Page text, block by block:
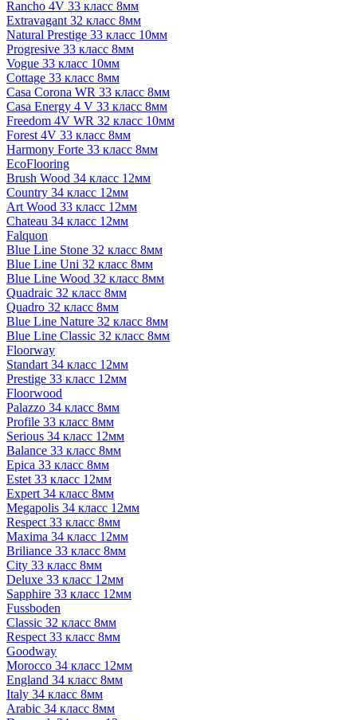
Rancho 4V 33 класс 8мм
Extravagant 32 класс 8мм
Natural Prestige 33 класс 10мм
Progresive 33 класс 8мм
Vogue 33 класс 10мм
Cottage 33 класс 8мм
Casa Corona WR 33 класс 8мм
Casa Energy 4 V 33 класс 8мм
Freedom 4V WR 32 класс 10мм
Forest 4V 33 класс 8мм
Harmony Forte 33 класс 8мм
EcoFlooring
Brush Wood 34 класс 12мм
Country 34 класс 12мм
Art Wood 33 класс 12мм
Chateau 34 класс 12мм
Falquon
Blue Line Stone 32 класс 8мм
Blue Line Uni 32 класс 8мм
Blue Line Wood 32 класс 8мм
Quadraic 32 класс 8мм
Quadro 32 класс 8мм
Blue Line Nature 32 класс 8мм
Blue Line Classic 32 класс 8мм
Floorway
Standart 34 класс 12мм
Prestige 33 класс 12мм
Floorwood
Palazzo 34 класс 8мм
Profile 33 класс 8мм
Serious 34 класс 12мм
Balance 33 класс 8мм
Epica 33 класс 8мм
Estet 33 класс 12мм
Expert 34 класс 8мм
Megapolis 34 класс 12мм
Respect 33 класс 8мм
Maxima 34 класс 12мм
Briliance 33 класс 8мм
City 33 класс 8мм
Deluxe 33 класс 12мм
Sapphire 33 класс 12мм
Fussboden
Classic 32 класс 8мм
Respect 33 класс 8мм
Goodway
Morocco 34 класс 12мм
England 34 класс 8мм
Italy 34 класс 8мм
Arabic 34 класс 8мм